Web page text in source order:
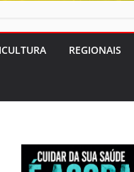
REGIONAIS